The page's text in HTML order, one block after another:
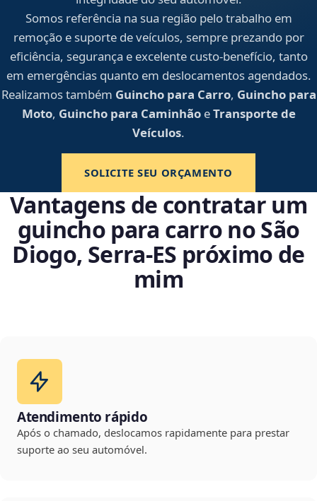
Somos referência na sua região pelo trabalho em
remoção e suporte de veículos, sempre prezando por
eficiência, segurança e excelente custo-benefício, tanto
em emergências quanto em deslocamentos agendados.
Realizamos também Guincho para Carro, Guincho para
Moto, Guincho para CaminhãoeTransporte de
Veículos.
SOLICITE SEU ORÇAMENTO
Vantagens de contratar um
guincho para carro no São
Diogo, Serra‑ES próximo de
mim
Atendimento rápido
Após o chamado, deslocamos rapidamente para prestar
suporte ao seu automóvel.